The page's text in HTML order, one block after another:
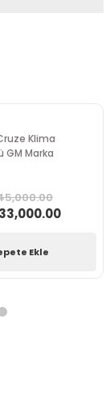
Klima
GM Marka
Ekle